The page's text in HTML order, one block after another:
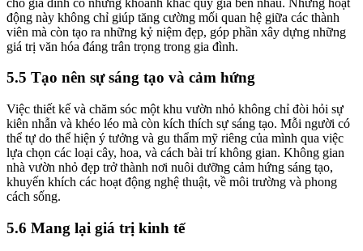
động này không chỉ giúp tăng cường mối quan hệ giữa các thành
viên mà còn tạo ra những kỷ niệm đẹp, góp phần xây dựng những
giá trị văn hóa đáng trân trọng trong gia đình.
5.5 Tạo nên sự sáng tạo và cảm hứng
Việc thiết kế và chăm sóc một khu vườn nhỏ không chỉ đòi hỏi sự
kiên nhẫn và khéo léo mà còn kích thích sự sáng tạo. Mỗi người có
thể tự do thể hiện ý tưởng và gu thẩm mỹ riêng của mình qua việc
lựa chọn các loại cây, hoa, và cách bài trí không gian. Không gian
nhà vườn nhỏ đẹp trở thành nơi nuôi dưỡng cảm hứng sáng tạo,
khuyến khích các hoạt động nghệ thuật, về môi trường và phong
cách sống.
5.6 Mang lại giá trị kinh tế